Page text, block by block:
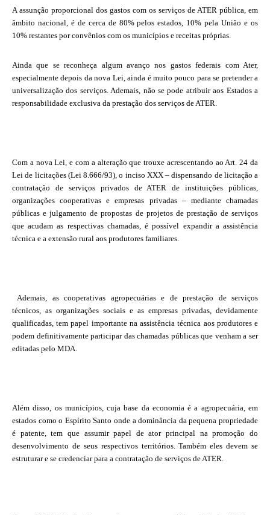
A assunção proporcional dos gastos com os serviços de ATER pública, em
âmbito nacional, é de cerca de 80% pelos estados, 10% pela União e os
10% restantes por convênios com os municípios e receitas próprias.
Ainda que se reconheça algum avanço nos gastos federais com Ater,
especialmente depois da nova Lei, ainda é muito pouco para se pretender a
universalização dos serviços. Ademais, não se pode atribuir aos Estados a
responsabilidade exclusiva da prestação dos serviços de ATER.
Com a nova Lei, e com a alteração que trouxe acrescentando ao Art. 24 da
Lei de licitações (Lei 8.666/93), o inciso XXX – dispensando de licitação a
contratação de serviços privados de ATER de instituições públicas,
organizações cooperativas e empresas privadas – mediante chamadas
públicas e julgamento de propostas de projetos de prestação de serviços
que acudam as respectivas chamadas, é possível expandir a assistência
técnica e a extensão rural aos produtores familiares.
Ademais, as cooperativas agropecuárias e de prestação de serviços
técnicos, as organizações sociais e as empresas privadas, devidamente
qualificadas, tem papel importante na assistência técnica aos produtores e
podem definitivamente participar das chamadas públicas que venham a ser
editadas pelo MDA.
Além disso, os municípios, cuja base da economia é a agropecuária, em
estados como o Espírito Santo onde a dominância da pequena propriedade
é patente, tem que assumir papel de ator principal na promoção do
desenvolvimento de seus respectivos territórios. Também eles devem se
estruturar e se credenciar para a contratação de serviços de ATER.